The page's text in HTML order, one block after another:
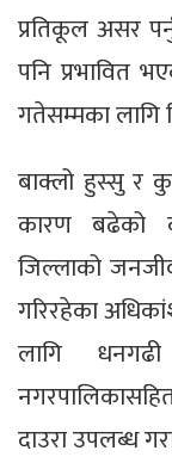
प्रतिकूल असर
पनि प्रभावित
गतेसम्मका लागि
बाक्लो हुस्सु र
कारण बढेको
जिल्लाको
गरिरहेका
लागि धनगढी
दाउरा उपलब्ध